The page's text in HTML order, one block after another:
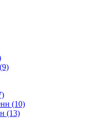
(9)
(10)
(13)